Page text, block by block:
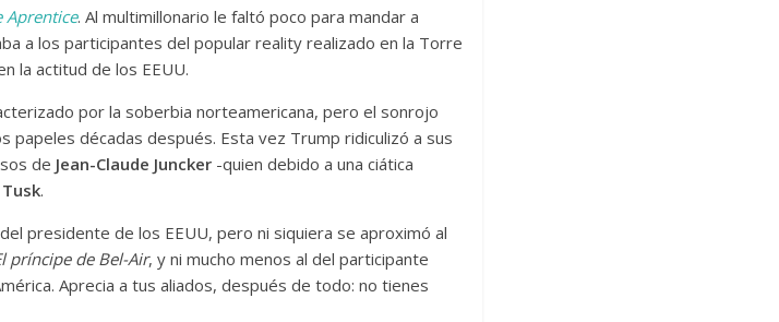
Aprentice. Al multimillonario le faltó poco para mandar a
a los participantes del popular reality realizado en la Torre
la actitud de los EEUU.
por la soberbia norteamericana, pero el sonrojo
papeles décadas después. Esta vez Trump ridiculizó a sus
de Jean-Claude Juncker -quien debido a una ciática
.
presidente de los EEUU, pero ni siquiera se aproximó al
príncipe de Bel-Air, y ni mucho menos al del participante
Aprecia a tus aliados, después de todo: no tienes